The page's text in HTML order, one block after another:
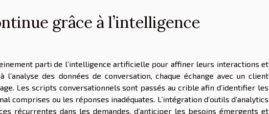
grâce à l’intelligence
parti de l’intelligence artificielle pour affiner leurs interactions et
l’analyse des données de conversation, chaque échange avec un client
Les scripts conversationnels sont passés au crible afin d’identifier les
comprises ou les réponses inadéquates. L’intégration d’outils d’analytics
récurrentes dans les demandes, d’anticiper les besoins émergents et